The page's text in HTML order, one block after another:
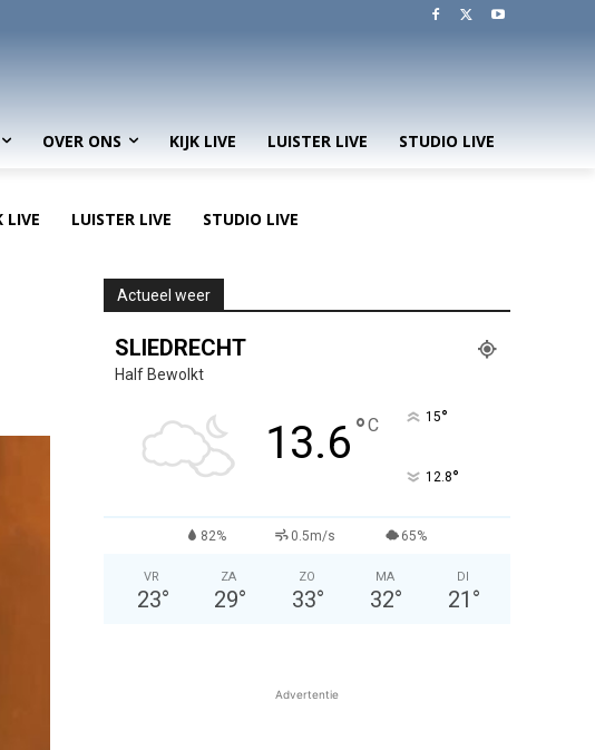
OVER ONS KIJK LIVE LUISTER LIVE STUDIO LIVE
LIVE LUISTER LIVE STUDIO LIVE
Actueel weer
SLIEDRECHT
Half Bewolkt
13.6°C 15°
12.8°
82% 0.5m/s 65%
VR
23°
ZA
29°
ZO
33°
MA
32°
DI
21 °
Advertentie